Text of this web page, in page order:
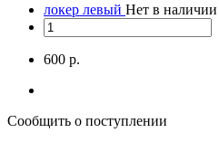
локер левый Нет в наличии
600 р.
Сообщить о поступлении